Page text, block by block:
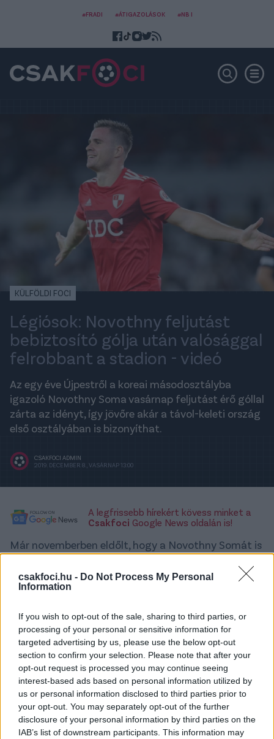
csakfoci.hu - Do Not Process My Personal
Information
If you wish to opt-out of the sale, sharing to third parties, or
processing of your personal or sensitive information for
targeted advertising by us, please use the below opt-out
section to confirm your selection. Please note that after your
opt-out request is processed you may continue seeing
interest-based ads based on personal information utilized by
us or personal information disclosed to third parties prior to
your opt-out. You may separately opt-out of the further
disclosure of your personal information by third parties on the
IAB’s list of downstream participants. This information may
#FRADI #ÁTIGAZOLÁSOK #NB I
KÜLFÖLDI FOCI
Légiósok: Novothny feljutást
bebiztosító gólja után valósággal
felrobbant a stadion - videó
Az egy éve Újpestről a koreai másodosztályba
igazoló Novothny Soma vasárnap feljutást érő góllal
zárta az idényt, így jövőre akár a távol-keleti ország
első osztályában is bizonyíthat.
CSAKFOCI ADMIN
2019. DECEMBER 8., VASÁRNAP 13:00
A legfrissebb hírekért kövess minket a
Csakfoci Google News oldalán is!
Már novemberben eldőlt, hogy a Novothny Somát is
a dél-koreai másodosztály idei kiírásában, amivel
kivívták az osztályozó lehetőségét. A feljutásért a
rendszerben, és míg az első mérkőzésen hazai
pályán gól nélküli döntetlent játszott a Busan, a
visszavágón Romulo és Novothny góljával
győzedelmeskedni tudott a feljutásra pályázó
csapat.
Novothny feljutást érő gólja